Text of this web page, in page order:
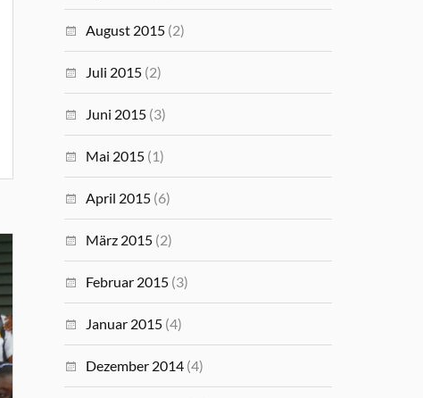
August 2015 (2)
Juli 2015 (2)
Juni 2015 (3)
Mai 2015 (1)
April 2015 (6)
März 2015 (2)
Februar 2015 (3)
Januar 2015 (4)
Dezember 2014 (4)